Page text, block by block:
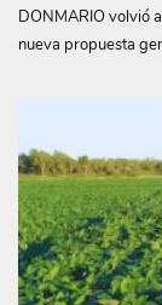
DONMARIO volvió
nueva propuesta